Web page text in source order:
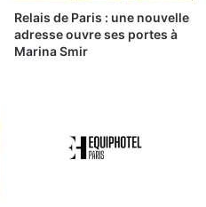
Relais de Paris : une nouvelle
adresse ouvre ses portes à
Marina Smir